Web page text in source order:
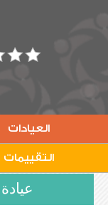
العيادات
التقييمات
عيادة 1